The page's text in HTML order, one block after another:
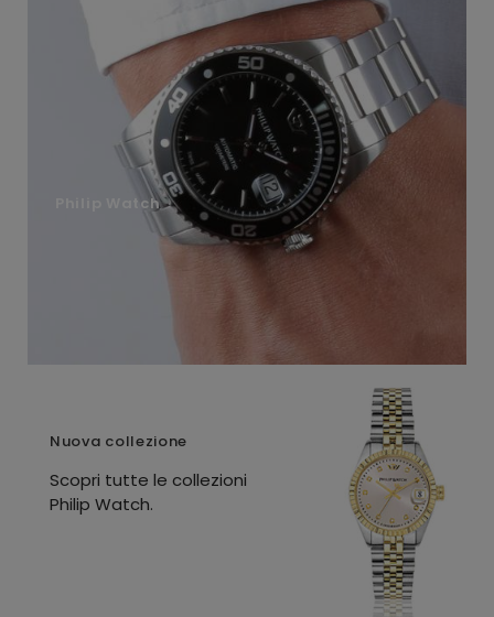
Philip Watch
Nuova collezione
Scopri tutte le collezioni
Philip Watch.